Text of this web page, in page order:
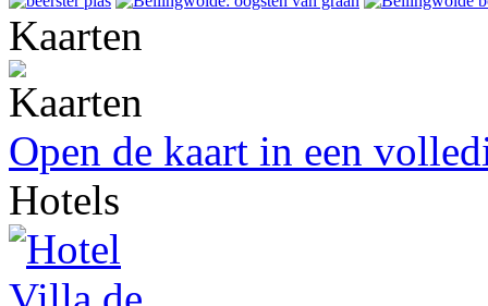
Kaarten
Open de kaart in een
Hotels